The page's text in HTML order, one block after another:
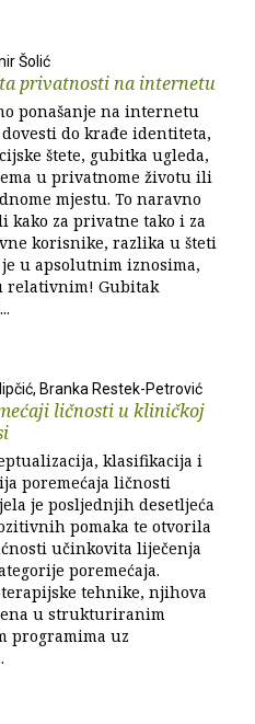
Šolić
privatnosti na internetu
ponašanje na internetu
dovesti do krađe identiteta,
štete, gubitka ugleda,
u privatnome životu ili
mjestu. To naravno
kako za privatne tako i za
korisnike, razlika u šteti
je u apsolutnim iznosima,
relativnim! Gubitak
Branka Restek-Petrović
ličnosti u kliničkoj
klasifikacija i
poremećaja ličnosti
je posljednjih desetljeća
pomaka te otvorila
učinkovita liječenja
poremećaja.
tehnike, njihova
u strukturiranim
programima uz